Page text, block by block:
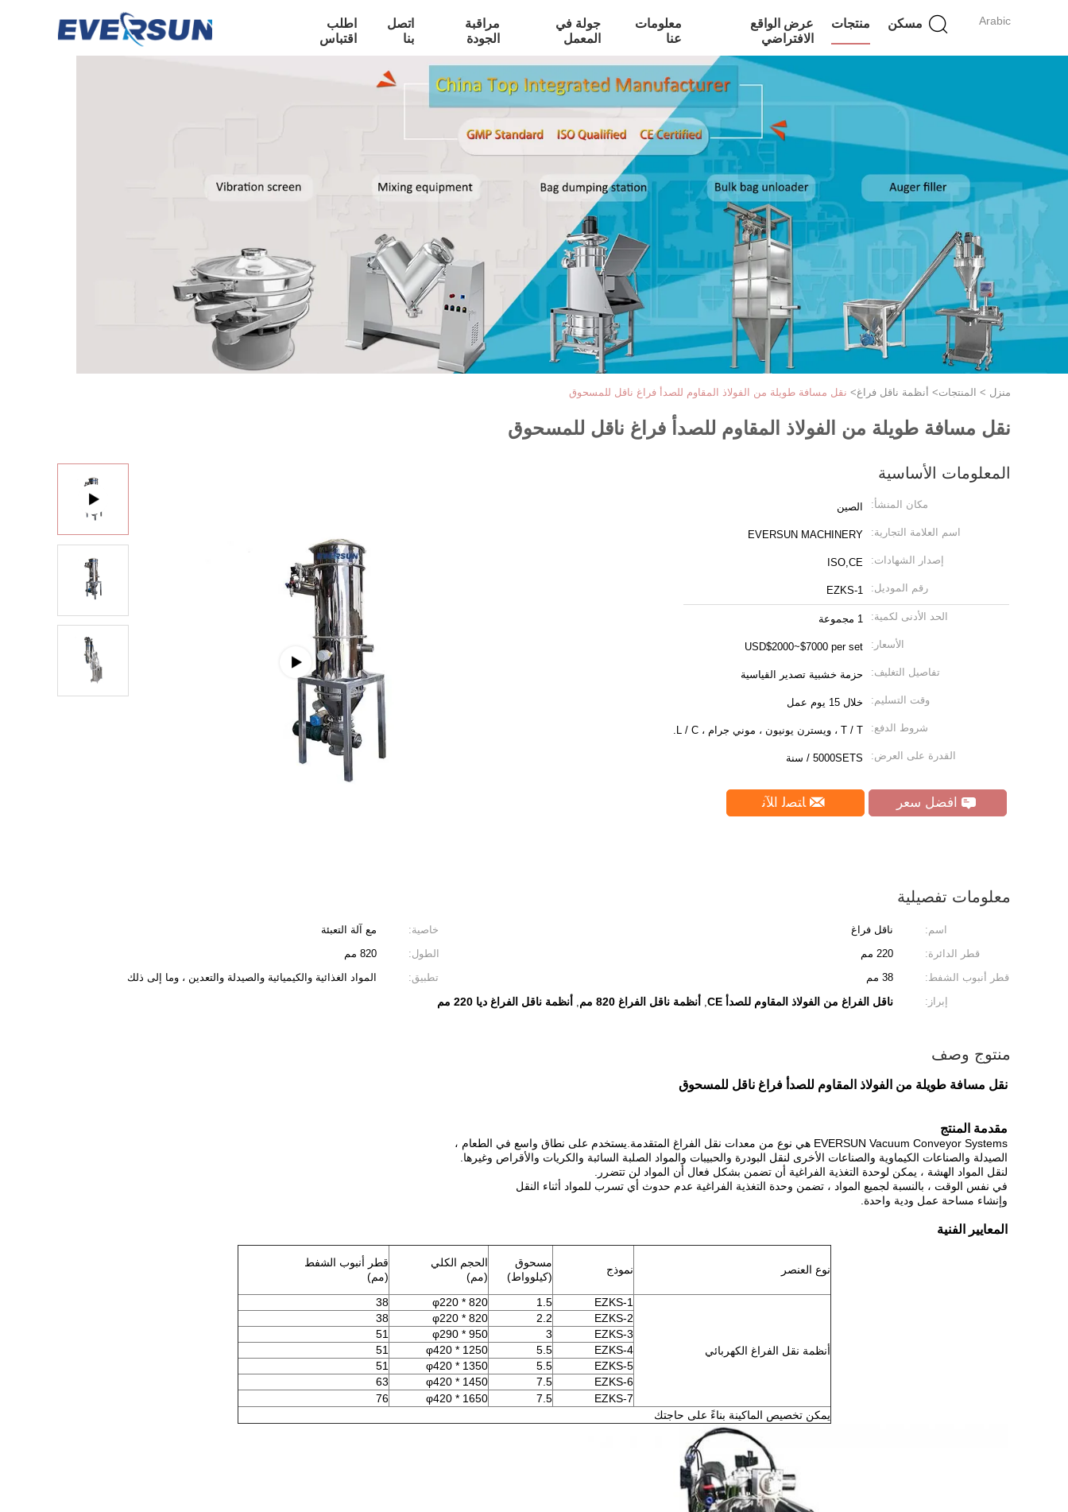
Arabic مسكن منتجات
عرض الواقع
الافتراضي
معلومات
عنا
جولة في
المعمل
مراقبة
الجودة
اتصل
بنا
اطلب
اقتباس
منزل > المنتجات> أنظمة ناقل فراغ> نقل مسافة طويلة من الفولاذ المقاوم للصدأ فراغ ناقل للمسحوق
نقل مسافة طويلة من الفولاذ المقاوم للصدأ فراغ ناقل للمسحوق
المعلومات الأساسية
مكان المنشأ: الصين
اسم العلامة التجارية: EVERSUN MACHINERY
إصدار الشهادات: ISO,CE
رقم الموديل: EZKS-1
الحد الأدنى لكمية: 1 مجموعة
الأسعار: USD$2000~$7000 per set
تفاصيل التغليف: حزمة خشبية تصدير القياسية
وقت التسليم: خلال 15 يوم عمل
شروط الدفع: T / T ، ويسترن يونيون ، موني جرام ، L / C.
القدرة على العرض: 5000SETS / سنة
افضل سعر ﺎﺘﺼﻟ ﺍﻶﻧ
معلومات تفصيلية
اسم: ناقل فراغ خاصية:
مع آلة التعبئة
قطر الدائرة:
220 مم الطول:
820 مم
قطر أنبوب الشفط:
38 مم تطبيق:
المواد الغذائية والكيميائية والصيدلة والتعدين ، وما إلى ذلك
إبراز:
ناقل الفراغ من الفولاذ المقاوم للصدأ CE , أنظمة ناقل الفراغ 820 مم , أنظمة ناقل الفراغ ديا 220 مم
منتوج وصف
نقل مسافة طويلة من الفولاذ المقاوم للصدأ فراغ ناقل للمسحوق
مقدمة المنتج
EVERSUN Vacuum Conveyor Systems هي نوع من معدات نقل الفراغ المتقدمة.يستخدم على نطاق واسع في الطعام ،
الصيدلة والصناعات الكيماوية والصناعات الأخرى لنقل البودرة والحبيبات والمواد الصلبة السائبة والكريات والأقراص وغيرها.
لنقل المواد الهشة ، يمكن لوحدة التغذية الفراغية أن تضمن بشكل فعال أن المواد لن تتضرر.
في نفس الوقت ، بالنسبة لجميع المواد ، تضمن وحدة التغذية الفراغية عدم حدوث أي تسرب للمواد أثناء النقل
وإنشاء مساحة عمل ودية واحدة.
المعايير الفنية
نوع العنصر نموذج
مسحوق
(كيلوواط)
الحجم الكلي
(مم)
قطر أنبوب الشفط
(مم)
أنظمة نقل الفراغ الكهربائي
EZKS-1
1.5
φ220 * 820
38
EZKS-2
2.2
φ220 * 820
38
EZKS-3
3
φ290 * 950
51
EZKS-4
5.5
φ420 * 1250
51
EZKS-5
5.5
φ420 * 1350
51
EZKS-6
7.5
φ420 * 1450
63
EZKS-7
7.5
φ420 * 1650
76
يمكن تخصيص الماكينة بناءً على حاجتك